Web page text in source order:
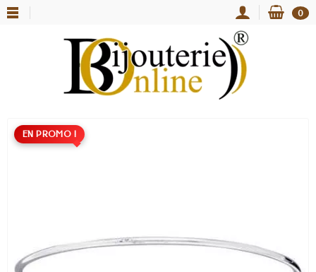
0
EN PROMO !